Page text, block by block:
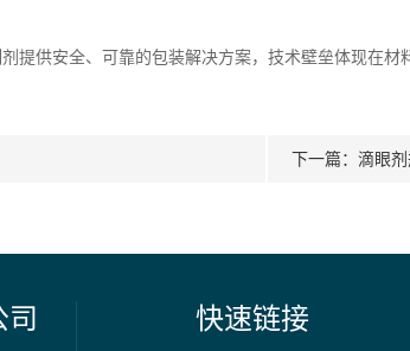
安全、可靠的包装解决方案，技术壁垒体现在材
下一篇： 滴眼
快速链接